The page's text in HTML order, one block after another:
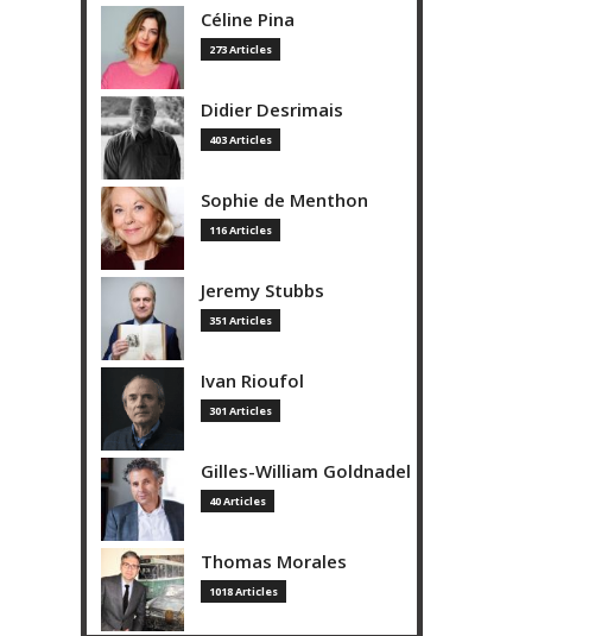
Céline Pina
273 Articles
Didier Desrimais
403 Articles
Sophie de Menthon
116 Articles
Jeremy Stubbs
351 Articles
Ivan Rioufol
301 Articles
Gilles-William Goldnadel
40 Articles
Thomas Morales
1018 Articles